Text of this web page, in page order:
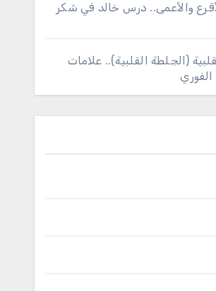
والأعمى.. درس خالد في شكر
(الجلطة القلبية).. علامات